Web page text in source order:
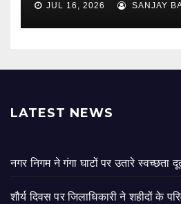
JUL 16, 2026 SANJAY
LATEST NEWS
नगर निगम ने गंगा घाटों पर उतारे स्वच्छता
शौर्य दिवस पर जिलाधिकारी ने शहीदों के